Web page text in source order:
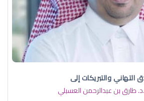
التهاني والتبريكات إلى
​طارق بن عبدالرحمن العسبلي